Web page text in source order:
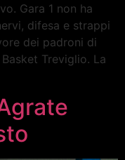
Gara 1 non ha
difesa e strappi
dei padroni di
Treviglio. La